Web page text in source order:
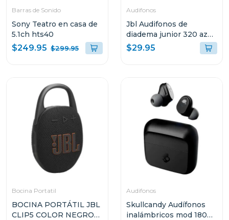
Barras de Sonido
Sony Teatro en casa de
5.1ch hts40
$249.95 $299.95
Audifonos
Jbl Audifonos de
diadema junior 320 azul
bluam
$29.95
Bocina Portatil
BOCINA PORTÁTIL JBL
CLIP5 COLOR NEGRO
Audifonos
Skullcandy Audífonos
inalámbricos mod 180